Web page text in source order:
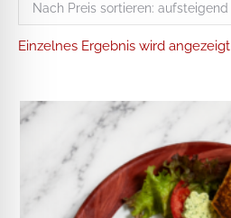
Einzelnes Ergebnis wird angezeigt